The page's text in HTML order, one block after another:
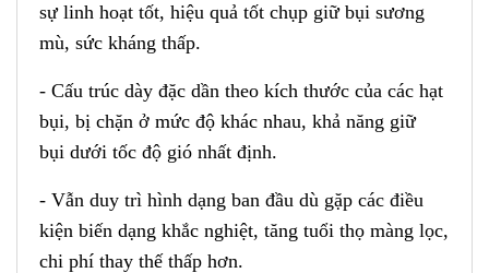
sự linh hoạt tốt, hiệu quả tốt chụp giữ bụi sương
mù, sức kháng thấp.
- Cấu trúc dày đặc dần theo kích thước của các hạt
bụi, bị chặn ở mức độ khác nhau, khả năng giữ
bụi dưới tốc độ gió nhất định.
- Vẫn duy trì hình dạng ban đầu dù gặp các điều
kiện biến dạng khắc nghiệt, tăng tuổi thọ màng lọc,
chi phí thay thế thấp hơn.